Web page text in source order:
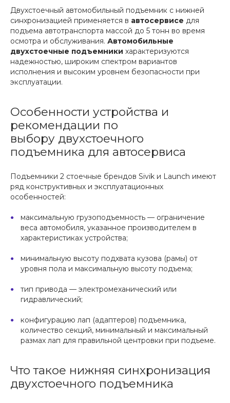
Двухстоечный автомобильный подъемник с нижней
синхронизацией применяется в автосервисе для
подъема автотранспорта массой до 5 тонн во время
осмотра и обслуживания. Автомобильные
двухстоечные подъемники характеризуются
надежностью, широким спектром вариантов
исполнения и высоким уровнем безопасности при
эксплуатации.
Особенности устройства и
рекомендации по
выбору двухстоечного
подъемника для автосервиса
Подъемники 2 стоечные брендов Sivik и Launch имеют
ряд конструктивных и эксплуатационных
особенностей:
максимальную грузоподъемность — ограничение
веса автомобиля, указанное производителем в
характеристиках устройства;
минимальную высоту подхвата кузова (рамы) от
уровня пола и максимальную высоту подъема;
тип привода — электромеханический или
гидравлический;
конфигурацию лап (адаптеров) подъемника,
количество секций, минимальный и максимальный
размах лап для правильной центровки при подъеме.
Что такое нижняя синхронизация
двухстоечного подъемника